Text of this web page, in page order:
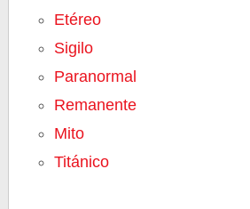
Etéreo
Sigilo
Paranormal
Remanente
Mito
Titánico